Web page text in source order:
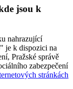
jsou k
nahrazující
je k dispozici na
Pražské správě
zabezpečení
stránkách